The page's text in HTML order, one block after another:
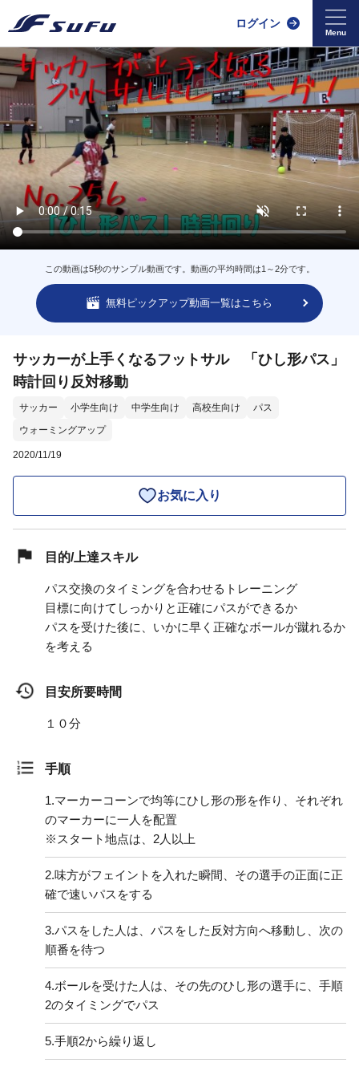
ログイン
この動画は5秒のサンプル動画です。動画の平均時間は1～2分です。
無料ピックアップ動画一覧はこちら
サッカーが上手くなるフットサル 「ひし形パス」
時計回り反対移動
サッカー 小学生向け 中学生向け 高校生向け
パス
ウォーミングアップ
2020/11/19
お気に入り
目的/上達スキル
パス交換のタイミングを合わせるトレーニング
目標に向けてしっかりと正確にパスができるか
パスを受けた後に、いかに早く正確なボールが蹴れるか
を考える
目安所要時間
１０分
手順
1.マーカーコーンで均等にひし形の形を作り、それぞれ
のマーカーに一人を配置
※スタート地点は、2人以上
2.味方がフェイントを入れた瞬間、その選手の正面に正
確で速いパスをする
3.パスをした人は、パスをした反対方向へ移動し、次の
順番を待つ
4.ボールを受けた人は、その先のひし形の選手に、手順
2のタイミングでパス
5.手順2から繰り返し